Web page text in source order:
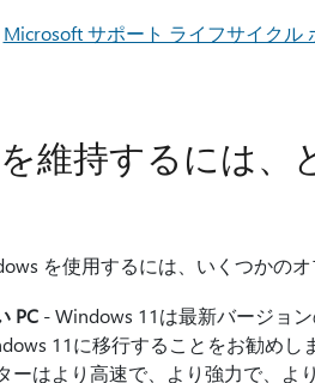
Microsoft サポート ライフサイクル
維持するには、
を使用するには、いくつかのオ
PC- Windows 11は最新バージョ
11に移行することをお勧め
はより高速で、より強力で、よ